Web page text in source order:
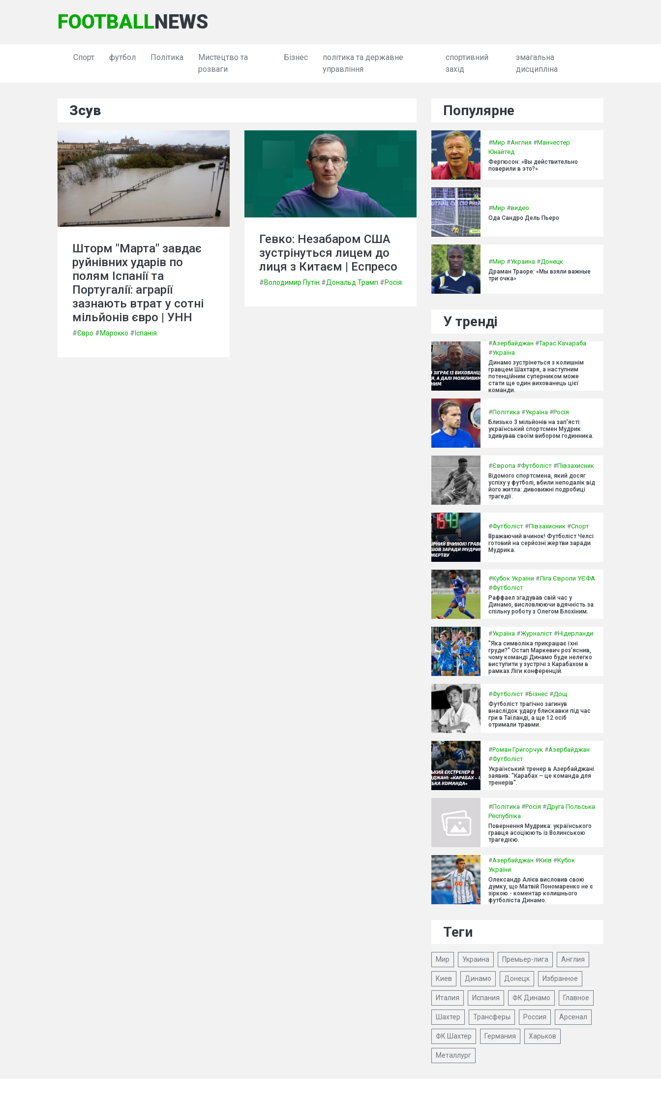
FOOTBALLNEWS
Спорт футбол Політика
Мистецтво та
розваги
Бізнес
політика та державне
управління
спортивний
захід
змагальна
дисципліна
Зсув
Шторм "Марта" завдає
руйнівних ударів по
полям Іспанії та
Португалії: аграрії
зазнають втрат у сотні
мільйонів євро | УНН
#Євро #Марокко #Іспанія
Гевко: Незабаром США
зустрінуться лицем до
лиця з Китаєм | Еспресо
#Володимир Путін #Дональд Трамп #Росія
Популярне
#Мир #Англия #Манчестер
Юнайтед
Фергюсон: «Вы действительно
поверили в это?»
#Мир #видео
Ода Сандро Дель Пьеро
#Мир #Украина #Донецк
Драман Траоре: «Мы взяли важные
три очка»
У тренді
#Азербайджан #Тарас Качараба
#Україна
Динамо зустрінеться з колишнім
гравцем Шахтаря, а наступним
потенційним суперником може
стати ще один вихованець цієї
команди.
#Політика #Україна #Росія
Близько 3 мільйонів на зап'ясті:
український спортсмен Мудрик
здивував своїм вибором годинника.
#Європа #Футболіст #Півзахисник
Відомого спортсмена, який досяг
успіху у футболі, вбили неподалік від
його житла: дивовижні подробиці
трагедії.
#Футболіст #Півзахисник #Спорт
Вражаючий вчинок! Футболіст Челсі
готовий на серйозні жертви заради
Мудрика.
#Кубок України #Ліга Європи УЄФА
#Футболіст
Раффаел згадував свій час у
Динамо, висловлюючи вдячність за
спільну роботу з Олегом Блохіним.
#Україна #Журналіст #Нідерланди
"Яка символіка прикрашає їхні
груди?" Остап Маркевич роз'яснив,
чому команді Динамо буде нелегко
виступити у зустрічі з Карабахом в
рамках Ліги конференцій.
#Футболіст #Бізнес #Дощ
Футболіст трагічно загинув
внаслідок удару блискавки під час
гри в Таїланді, а ще 12 осіб
отримали травми.
#Роман Григорчук #Азербайджан
#Футболіст
Український тренер в Азербайджані
заявив: "Карабах – це команда для
тренерів".
#Політика #Росія #Друга Польська
Республіка
Повернення Мудрика: українського
гравця асоціюють із Волинською
трагедією.
#Азербайджан #Київ #Кубок
України
Олександр Алієв висловив свою
думку, що Матвій Пономаренко не є
зіркою - коментар колишнього
футболіста Динамо.
Теги
Мир Украина Премьер-лига Англия
Киев Динамо Донецк Избранное
Италия Испания ФК Динамо Главное
Шахтер Трансферы Россия Арсенал
ФК Шахтер Германия Харьков
Металлург